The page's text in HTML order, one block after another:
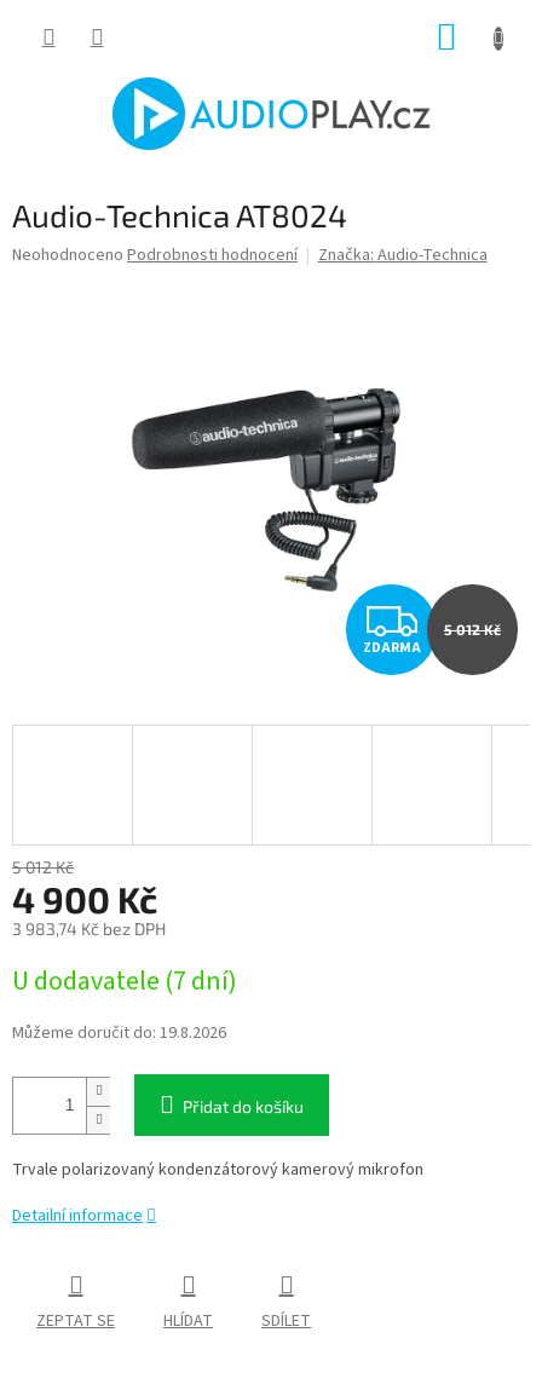
Audio-Technica AT8024
Průměrné
Neohodnoceno Podrobnosti hodnocení Značka:Audio-Technica
Z
D
A
ZDARMA
5 012 Kč
5 012 Kč
4 900 Kč
3 983,74 Kč bez DPH
cena:
U dodavatele (7 dní)
Můžeme doručit do: 19.8.2026
Přidat do košíku
Trvale polarizovaný kondenzátorový kamerový mikrofon
Detailní informace
ZEPTAT SE HLÍDAT SDÍLET